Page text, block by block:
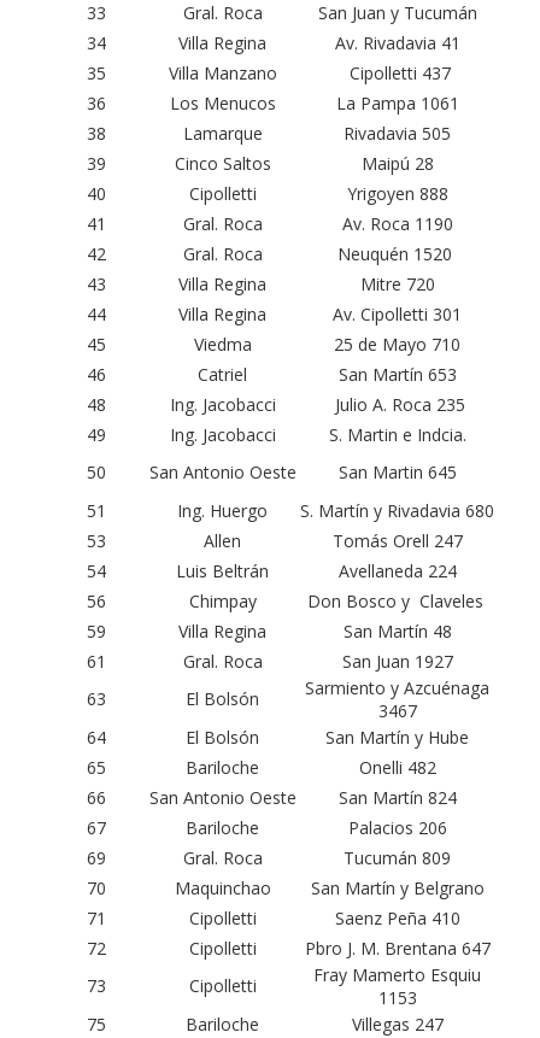
33
Gral. Roca
San Juan y Tucumán
34
Villa Regina
Av. Rivadavia 41
35
Villa Manzano
Cipolletti 437
36
Los Menucos
La Pampa 1061
38
Lamarque
Rivadavia 505
39
Cinco Saltos
Maipú 28
40
Cipolletti
Yrigoyen 888
41
Gral. Roca
Av. Roca 1190
42
Gral. Roca
Neuquén 1520
43
Villa Regina
Mitre 720
44
Villa Regina
Av. Cipolletti 301
45
Viedma
25 de Mayo 710
46
Catriel
San Martín 653
48
Ing. Jacobacci
Julio A. Roca 235
49
Ing. Jacobacci
S. Martin e Indcia.
50
San Antonio Oeste
San Martin 645
51
Ing. Huergo
S. Martín y Rivadavia 680
53
Allen
Tomás Orell 247
54
Luis Beltrán
Avellaneda 224
56
Chimpay
Don Bosco y Claveles
59
Villa Regina
San Martín 48
61
Gral. Roca
San Juan 1927
63
El Bolsón
Sarmiento y Azcuénaga
3467
64
El Bolsón
San Martín y Hube
65
Bariloche
Onelli 482
66
San Antonio Oeste
San Martín 824
67
Bariloche
Palacios 206
69
Gral. Roca
Tucumán 809
70
Maquinchao
San Martín y Belgrano
71
Cipolletti
Saenz Peña 410
72
Cipolletti
Pbro J. M. Brentana 647
73
Cipolletti
Fray Mamerto Esquiu
1153
75
Bariloche
Villegas 247